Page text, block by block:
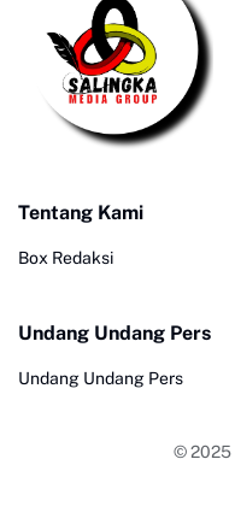
Tentang Kami
Box Redaksi
Undang Undang Pers
Undang Undang Pers
© 2025